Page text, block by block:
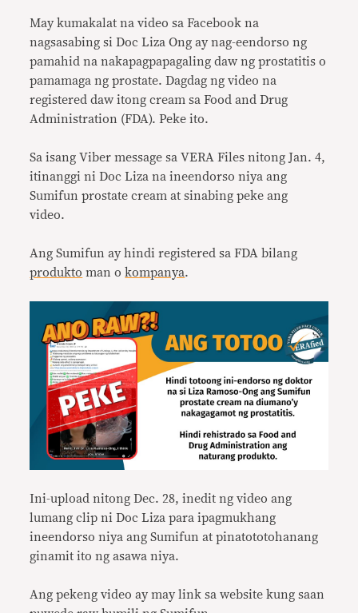
May kumakalat na video sa Facebook na
nagsasabing si Doc Liza Ong ay nag-eendorso ng
pamahid na nakapagpapagaling daw ng prostatitis o
pamamaga ng prostate. Dagdag ng video na
registered daw itong cream sa Food and Drug
Administration (FDA). Peke ito.
Sa isang Viber message sa VERA Files nitong Jan. 4,
itinanggi ni Doc Liza na ineendorso niya ang
Sumifun prostate cream at sinabing peke ang
video.
Ang Sumifun ay hindi registered sa FDA bilang
produkto man o kompanya.
Ini-upload nitong Dec. 28, inedit ng video ang
lumang clip ni Doc Liza para ipagmukhang
ineendorso niya ang Sumifun at pinatototohanang
ginamit ito ng asawa niya.
Ang pekeng video ay may link sa website kung saan